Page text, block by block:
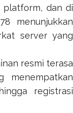
platform, dan di
menunjukkan
server yang
resmi terasa
menempatkan
registrasi